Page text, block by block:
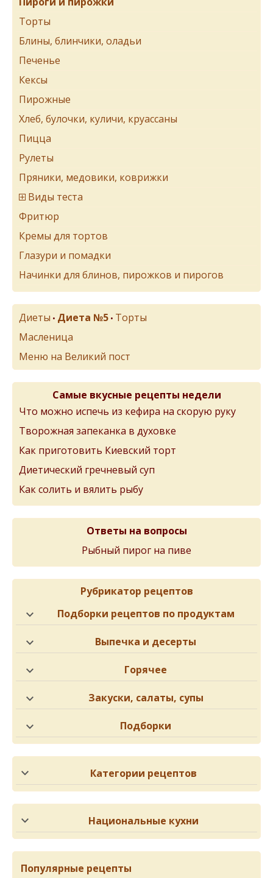
Торты
Блины, блинчики, оладьи
Печенье
Кексы
Пирожные
Хлеб, булочки, куличи, круассаны
Пицца
Рулеты
Пряники, медовики, коврижки
Виды теста
Фритюр
Кремы для тортов
Глазури и помадки
Начинки для блинов, пирожков и пирогов
Диеты • Диета №5 • Торты
Масленица
Меню на Великий пост
Самые вкусные рецепты недели
Что можно испечь из кефира на скорую руку
Творожная запеканка в духовке
Как приготовить Киевский торт
Диетический гречневый суп
Как солить и вялить рыбу
Ответы на вопросы
Рыбный пирог на пиве
Рубрикатор рецептов
Подборки рецептов по продуктам
Выпечка и десерты
Горячее
Закуски, салаты, супы
Подборки
Категории рецептов
Национальные кухни
Популярные рецепты